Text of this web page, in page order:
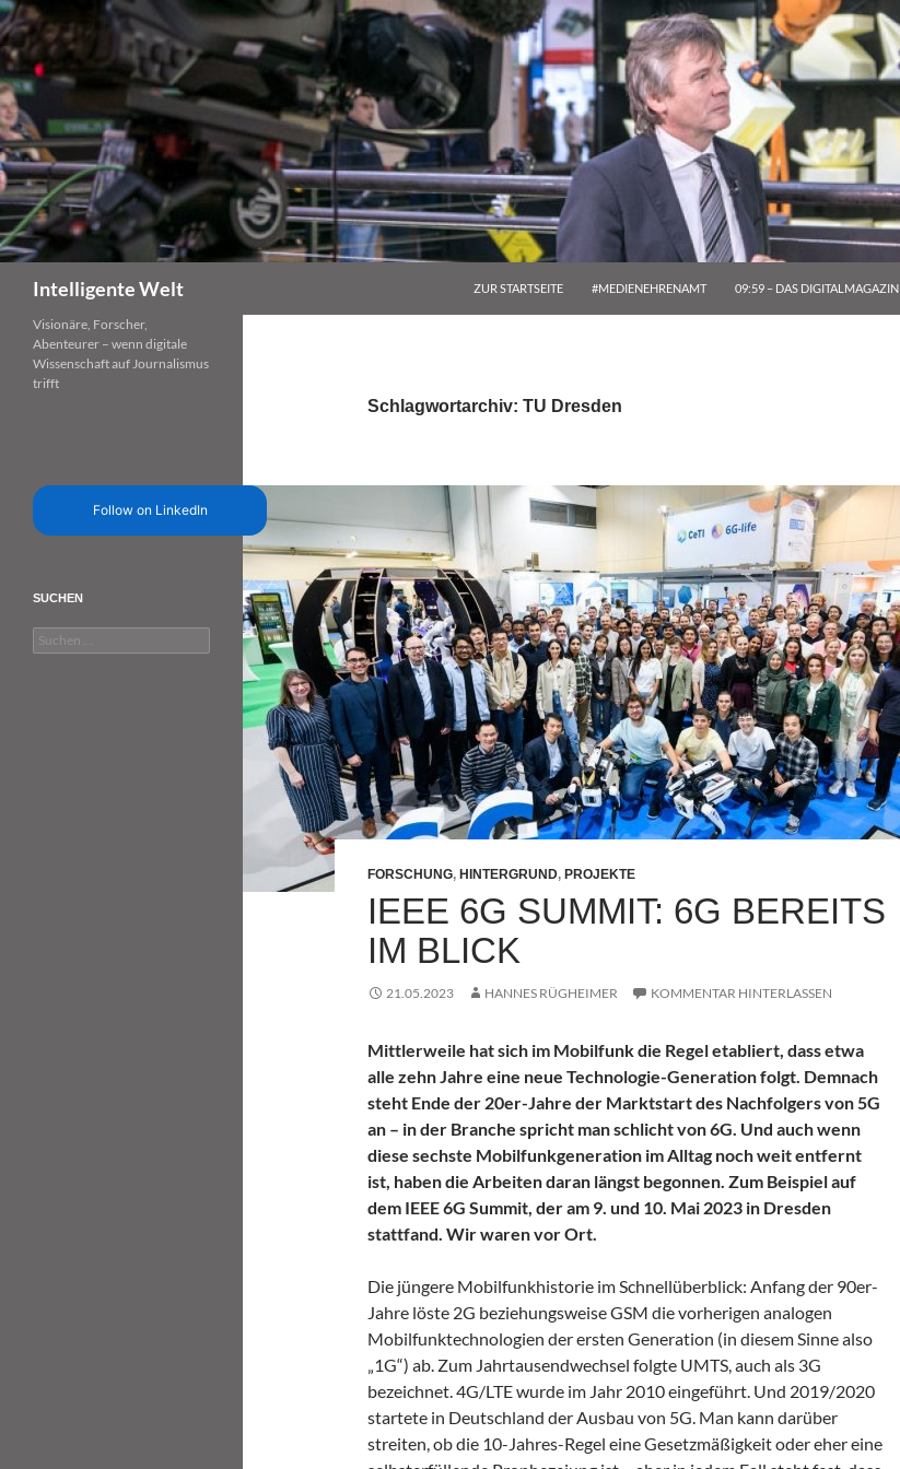
Zum
Inhalt
springen
Intelligente Welt ZUR STARTSEITE #MEDIENEHRENAMT 09:59 – DAS DIGITALMAGAZIN
Schlagwortarchiv: TU Dresden
FORSCHUNG, HINTERGRUND, PROJEKTE
IEEE 6G SUMMIT: 6G BEREITS
IM BLICK
21.05.2023 HANNES RÜGHEIMER KOMMENTAR HINTERLASSEN
Mittlerweile hat sich im Mobilfunk die Regel etabliert, dass etwa
alle zehn Jahre eine neue Technologie-Generation folgt. Demnach
steht Ende der 20er-Jahre der Marktstart des Nachfolgers von 5G
an – in der Branche spricht man schlicht von 6G. Und auch wenn
diese sechste Mobilfunkgeneration im Alltag noch weit entfernt
ist, haben die Arbeiten daran längst begonnen. Zum Beispiel auf
dem IEEE 6G Summit, der am 9. und 10. Mai 2023 in Dresden
stattfand. Wir waren vor Ort.
Die jüngere Mobilfunkhistorie im Schnellüberblick: Anfang der 90er-
Jahre löste 2G beziehungsweise GSM die vorherigen analogen
Mobilfunktechnologien der ersten Generation (in diesem Sinne also
„1G“) ab. Zum Jahrtausendwechsel folgte UMTS, auch als 3G
bezeichnet. 4G/LTE wurde im Jahr 2010 eingeführt. Und 2019/2020
startete in Deutschland der Ausbau von 5G. Man kann darüber
streiten, ob die 10-Jahres-Regel eine Gesetzmäßigkeit oder eher eine
Visionäre, Forscher,
Abenteurer – wenn digitale
Wissenschaft auf Journalismus
trifft
Follow on LinkedIn
SUCHEN
Suchen
nach: